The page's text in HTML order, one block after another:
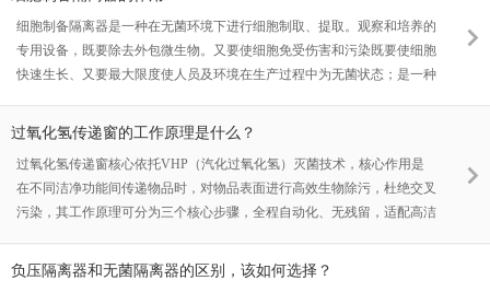
配各类精密设备与洁净场景。 二、苏州鸿基洁净VHPS系列灭菌器常见
FAQ Q1：VHPS系
细胞制备隔离器是一种在无菌环境下进行细胞制取、提取。观察和培养的
专用设备，既要除去外包微生物。又要使细胞免受伤害和污染既要使细胞
快速生长、又要最大限度使人员及环境在生产过程中为无菌状态；是一种
过氧化氢传递窗的工作原理是什么？
过氧化氢传递窗核心依托VHP（汽化过氧化氢）灭菌技术，核心作用是
在不同洁净功能间传递物品时，对物品表面进行高效生物除污，杜绝交叉
污染，其工作原理可分为三个核心步骤，全程自动化、无残留，适配高洁
备，它配备有专用的过氧化氢发生器、无菌送风系统、电磁门连锁系统、
负压隔离器和无菌隔离器的区别，该如何选择？